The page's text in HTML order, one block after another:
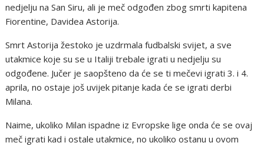
nedjelju na San Siru, ali je meč odgođen zbog smrti kapitena
Fiorentine, Davidea Astorija.
Smrt Astorija žestoko je uzdrmala fudbalski svijet, a sve
utakmice koje su se u Italiji trebale igrati u nedjelju su
odgođene. Jučer je saopšteno da će se ti mečevi igrati 3. i 4.
aprila, no ostaje još uvijek pitanje kada će se igrati derbi
Milana.
Naime, ukoliko Milan ispadne iz Evropske lige onda će se ovaj
meč igrati kad i ostale utakmice, no ukoliko ostanu u ovom